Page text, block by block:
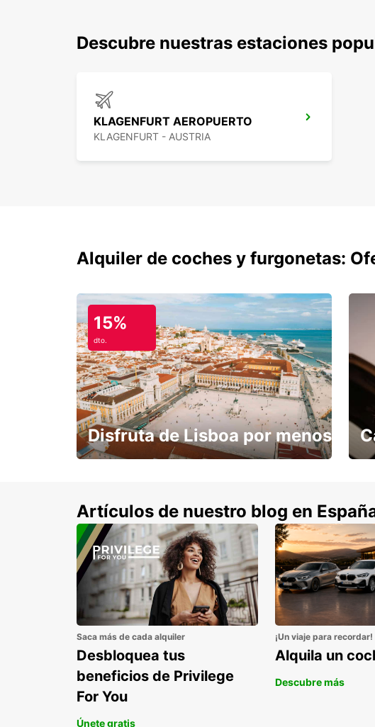
Descubre nuestras estaciones
KLAGENFURT AEROPUERTO
KLAGENFURT - AUSTRIA
Alquiler de coches y furgonetas:
15%
dto.
Disfruta de Lisboa por menos
Artículos de nuestro blog en
Saca más de cada alquiler
Desbloquea tus
beneficios de Privilege
For You
Únete gratis
¡Un viaje para recordar!
Alquila un
Descubre más